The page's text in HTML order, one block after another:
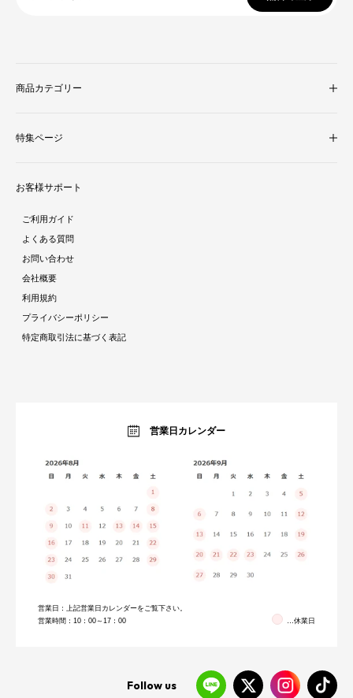
商品カテゴリー
照明・ライト
ダイニング
ソファ・クッション
チェア・座椅子
デスク
ミラー・ドレッサー
パーテーション・衝立
ベッド・寝具
特集ページ
人気商品ランキング
お客様サポート
ご利用ガイド
よくある質問
お問い合わせ
会社概要
利用規約
プライバシーポリシー
特定商取引法に基づく表記
営業日カレンダー
営業日：上記営業日カレンダーをご覧下さい。
営業時間：10：00～17：00
…休業日
Follow us